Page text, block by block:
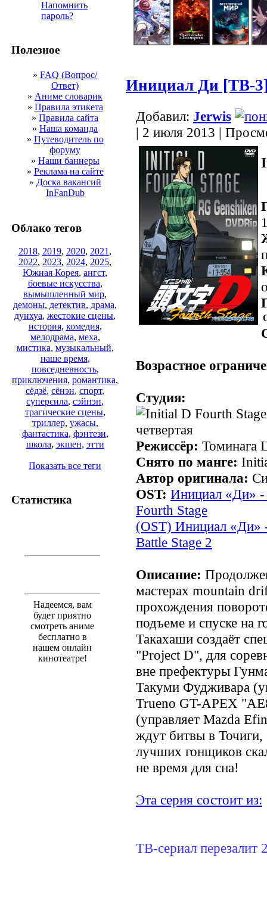
Напомнить
пароль?
Полезное
» FAQ (Вопрос/
Ответ)
» Аниме словарик
» Правила этикета
» Правила сайта
» Наша команда
» Путеводитель по
форуму
» Наши баннеры
» Реклама на сайте
» Доска вакансий
InFanDub
Облако тегов
2018, 2019, 2020, 2021 ,
2022, 2023, 2024, 2025,
Южная Корея, ангст,
боевые искусства,
вымышленный мир,
демоны, детектив, драма,
дунхуа, жестокие сцены,
история, комедия,
мелодрама, меха,
мистика, музыкальный,
наше время,
повседневность,
приключения, романтика,
сёдзё, сёнэн, спорт,
суперсила, сэйнэн,
трагические сцены,
триллер, ужасы,
фантастика, фэнтези,
школа, экшен, этти
Показать все теги
Статистика
Надеемся, вам
будет приятно
смотреть аниме
бесплатно в
нашем онлайн
кинотеатре!
Инициал Ди [ТВ-
Добавил: Jerwis
| 2 июля 2013 |
Возрастное
Студия:
Режиссёр: Томинага
Снято по манге:
Автор оригинала:
OST: Инициал «Ди» -
Fourth Stage
(OST) Инициал «Ди»
Battle Stage 2
Описание:
мастерах mountain
прохождения
подъеме и спуске на
Такахаши создаёт
"Project D", для
вне префектуры
Такуми Фудживара
Trueno GT-APEX
(управляет Mazda
ждут битвы в
лучших гонщиков
не время для сна!
Эта серия состоит из:
ТВ-сериал перезалит